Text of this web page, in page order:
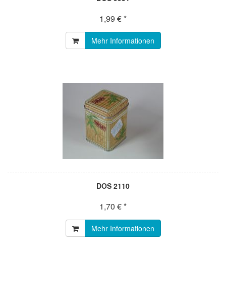
1,99 € *
Mehr Informationen
DOS 2110
1,70 € *
Mehr Informationen